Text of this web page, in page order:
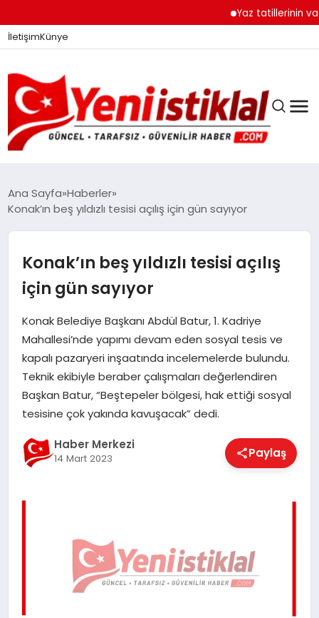
Yaz tatillerinin
İletişimKünye
GÜNDEM
DÜNYA
EĞITIM
EKONOMI
MAGAZIN
Ana Sayfa Haberler
Konak’ın beş yıldızlı tesisi açılış için gün sayıyor
Konak’ın beş yıldızlı tesisi açılış
için gün sayıyor
Konak Belediye Başkanı Abdül Batur, 1. Kadriye
Mahallesi’nde yapımı devam eden sosyal tesis ve
kapalı pazaryeri inşaatında incelemelerde bulundu.
Teknik ekibiyle beraber çalışmaları değerlendiren
Başkan Batur, “Beştepeler bölgesi, hak ettiği sosyal
tesisine çok yakında kavuşacak” dedi.
Haber Merkezi
14 Mart 2023 Paylaş